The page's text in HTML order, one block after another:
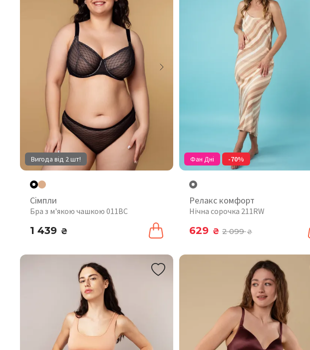
Вигода від 2 шт!
Сімпли
Бра з м'якою чашкою 011BC
1 439 ₴
Фан Дні -70%
Релакс комфорт
Нічна сорочка 211RW
629 ₴ 2 099₴